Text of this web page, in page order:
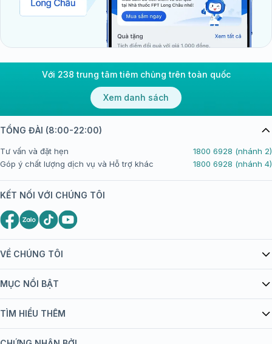
Với 238 trung tâm tiêm chủng trên toàn quốc
Xem danh sách
VỀ CHÚNG TÔI
Giới thiệu Tiêm Chủng FPT Long Châu
bán hàng
Chính sách nội dung
MỤC NỔI BẬT
Danh mục vắc xin
TÌM HIỂU THÊM
Khuyến mãi
TỔNG ĐÀI (8:00-22:00)
Tư vấn và đặt hẹn
1800 6928 (nhánh 2)
Góp ý chất lượng dịch vụ và Hỗ trợ khác
1800 6928 (nhánh 4)
KẾT NỐI VỚI CHÚNG TÔI